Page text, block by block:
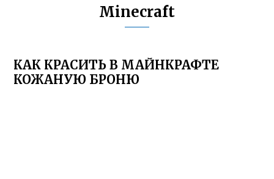
Minecraft
КАК КРАСИТЬ В МАЙНКРАФТЕ
КОЖАНУЮ БРОНЮ